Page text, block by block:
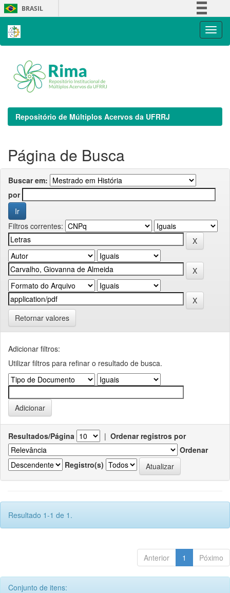
Skip
navigation
BRASIL
Repositório de Múltiplos Acervos da UFRRJ
Página de Busca
Buscar em:
por
Filtros correntes:
Retornar valores
Adicionar filtros:
Utilizar filtros para refinar o resultado de busca.
Resultados/Página | Ordenar registros por
Ordenar
Registro(s)
Resultado 1-1 de 1.
Anterior 1 Póximo
Conjunto de itens: